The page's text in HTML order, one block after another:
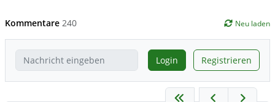
Kommentare 240 Neu laden
Login Registrieren